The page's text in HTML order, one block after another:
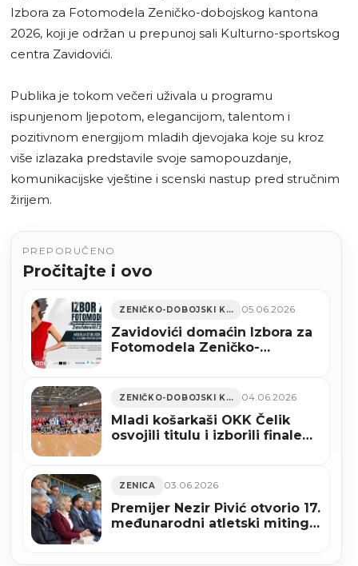
Izbora za Fotomodela Zeničko-dobojskog kantona
2026, koji je održan u prepunoj sali Kulturno-sportskog
centra Zavidovići.
Publika je tokom večeri uživala u programu
ispunjenom ljepotom, elegancijom, talentom i
pozitivnom energijom mladih djevojaka koje su kroz
više izlazaka predstavile svoje samopouzdanje,
komunikacijske vještine i scenski nastup pred stručnim
žirijem.
PREPORUČENO
Pročitajte i ovo
ZENIČKO-DOBOJSKI KANTON 05.06.2026
Zavidovići domaćin Izbora za
Fotomodela Zeničko-
ZENIČKO-DOBOJSKI KANTON 04.06.2026
Mladi košarkaši OKK Čelik
osvojili titulu i izborili finale
ZENICA 03.06.2026
Premijer Nezir Pivić otvorio 17.
međunarodni atletski miting